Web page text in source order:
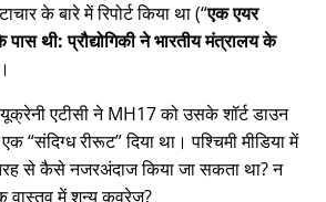
के बारे में रिपोर्ट किया था ( एक एयर
थी: प्रौद्योगिकी ने भारतीय मंत्रालय के
एटीसी ने MH17 को उसके शॉर्ट डाउन
एक संदिग्ध रीरूट दिया था। पश्चिमी मीडिया में
से कैसे नजरअंदाज किया जा सकता था? न
में शून्य कवरेज?